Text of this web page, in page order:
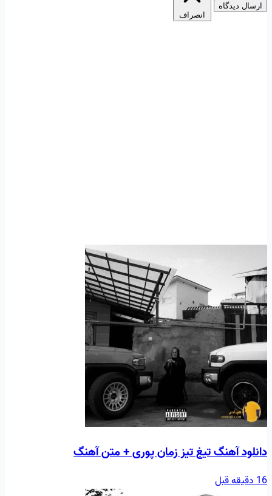
ارسال دیدگاه
انصراف
دانلود آهنگ تیغ تیز زمان پوری + متن آهنگ
16 دقیقه قبل